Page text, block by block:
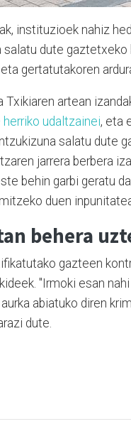
instituzioek nahiz
salatu dute
gertatutakoren
Txikiaren artean
herriko udaltzainei, eta
salatu dute
jarrera berbera
behin garbi geratu
duen
behera
gazteen
"Irmoki esan
abiatuko diren
dute.